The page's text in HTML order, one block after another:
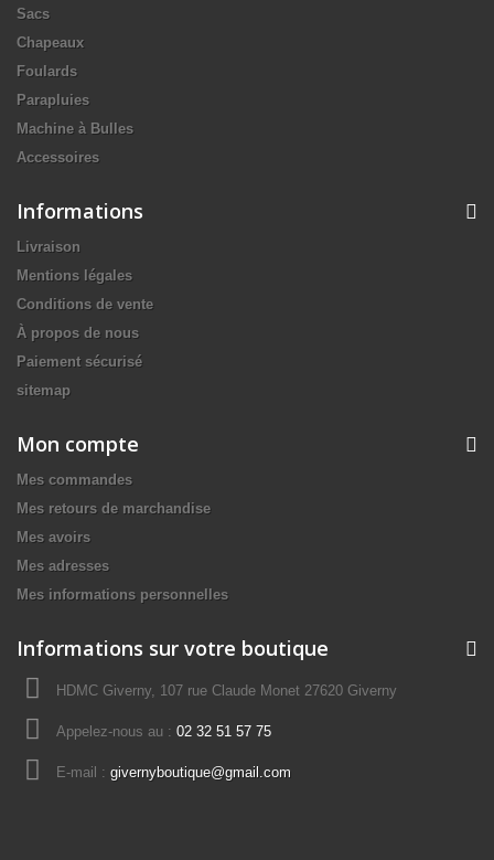
Sacs
Chapeaux
Foulards
Parapluies
Machine à Bulles
Accessoires
Informations
Livraison
Mentions légales
Conditions de vente
À propos de nous
Paiement sécurisé
sitemap
Mon compte
Mes commandes
Mes retours de marchandise
Mes avoirs
Mes adresses
Mes informations personnelles
Informations sur votre boutique
HDMC Giverny, 107 rue Claude Monet 27620 Giverny
Appelez-nous au : 02 32 51 57 75
E-mail : givernyboutique@gmail.com